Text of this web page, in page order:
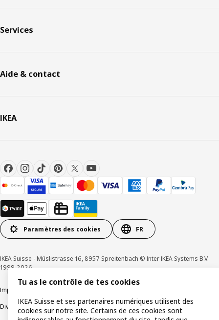
Services
Aide & contact
IKEA
Paramètres des cookies FR
IKEA Suisse - Müslistrasse 16, 8957 Spreitenbach © Inter IKEA Systems B.V.
1999-2026
Impressum / Déclaration de protection des données
Divulgation responsable
Conditions générales
Tu as le contrôle de tes cookies
IKEA Suisse et ses partenaires numériques utilisent des
cookies sur notre site. Certains de ces cookies sont